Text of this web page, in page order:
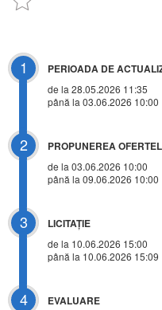
1 PERIOADA DE
de la 28.05.2026 11:35
până la 03.06.2026 10:00
2 PROPUNEREA
de la 03.06.2026 10:00
până la 09.06.2026 10:00
3 LICITAŢIE
de la 10.06.2026 15:00
până la 10.06.2026 15:09
4 EVALUARE